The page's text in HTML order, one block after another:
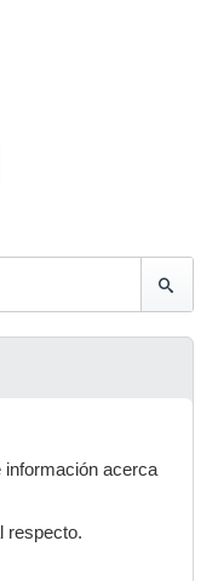
información acerca
respecto.